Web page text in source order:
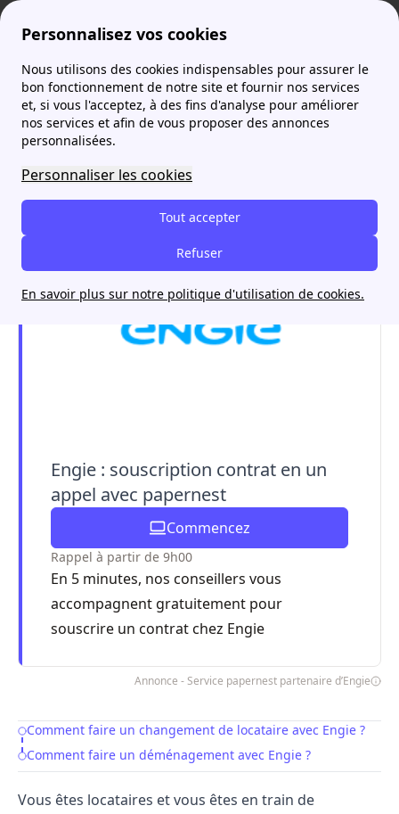
Personnalisez vos cookies
Nous utilisons des cookies indispensables pour assurer le
bon fonctionnement de notre site et fournir nos services
et, si vous l'acceptez, à des fins d'analyse pour améliorer
nos services et afin de vous proposer des annonces
personnalisées.
Personnaliser les cookies
Tout accepter
Refuser
En savoir plus sur notre politique d'utilisation de cookies.
Agence France Électricité More Déménagement Engie changement de locataire : comment procéder ?
Engie changement de
locataire : comment
procéder ?
Engie : souscription contrat en un
appel avec papernest
Commencez
Rappel à partir de 9h00
En 5 minutes, nos conseillers vous
accompagnent gratuitement pour
souscrire un contrat chez Engie
Annonce - Service papernest partenaire d’Engie
Table of Contents
Comment faire un changement de locataire avec Engie ?
Comment faire un déménagement avec Engie ?
Vous êtes locataires et vous êtes en train de